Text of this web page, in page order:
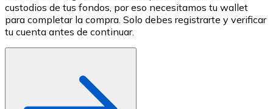
Compra tarjetas regalo de tus marcas favoritas con
Ir a la tienda de tarjetas regalo
custodios de tus fondos, por eso necesitamos tu wallet
para completar la compra. Solo debes registrarte y verificar
tu cuenta antes de continuar.